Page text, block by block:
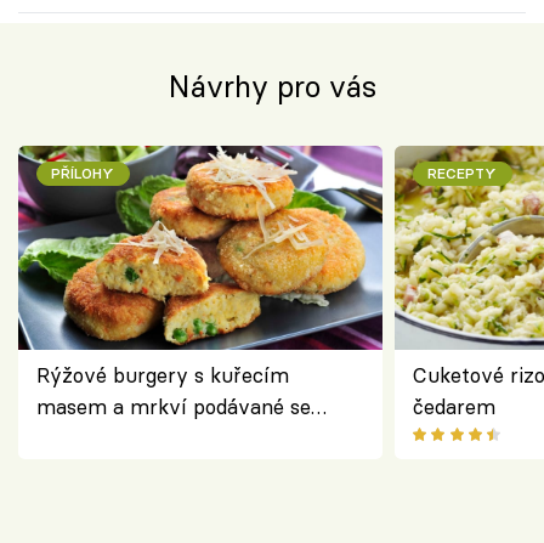
Návrhy pro vás
PŘÍLOHY
Rýžové burgery s kuřecím
masem a mrkví podávané se
RECEPTY
Cuketové
čedarem